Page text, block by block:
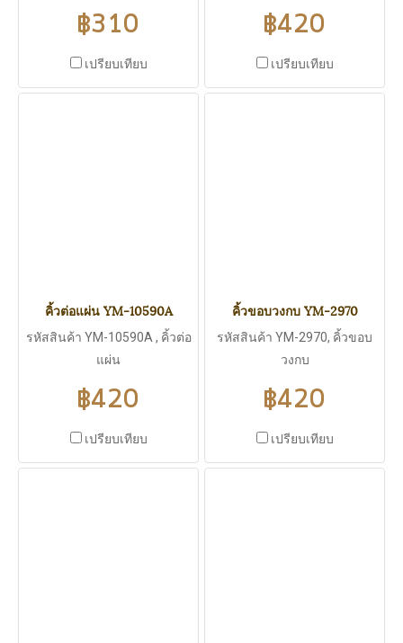
฿310
เปรียบเทียบ
฿420
เปรียบเทียบ
คิ้วต่อแผ่น YM-10590A
รหัสสินค้า YM-10590A , คิ้วต่อ
แผ่น
฿420
เปรียบเทียบ
คิ้วขอบวงกบ YM-2970
รหัสสินค้า YM-2970, คิ้วขอบ
วงกบ
฿420
เปรียบเทียบ